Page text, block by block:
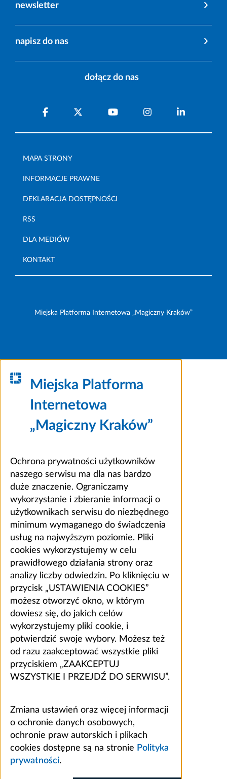
newsletter
napisz do nas
dołącz do nas
MAPA STRONY
INFORMACJE PRAWNE
DEKLARACJA DOSTĘPNOŚCI
RSS
DLA MEDIÓW
KONTAKT
Miejska Platforma Internetowa „Magiczny Kraków”
Miejska Platforma
Internetowa
„Magiczny Kraków”
Ochrona prywatności użytkowników
naszego serwisu ma dla nas bardzo
duże znaczenie. Ograniczamy
wykorzystanie i zbieranie informacji o
użytkownikach serwisu do niezbędnego
minimum wymaganego do świadczenia
usług na najwyższym poziomie. Pliki
cookies wykorzystujemy w celu
prawidłowego działania strony oraz
analizy liczby odwiedzin. Po kliknięciu w
przycisk „USTAWIENIA COOKIES”
możesz otworzyć okno, w którym
dowiesz się, do jakich celów
wykorzystujemy pliki cookie, i
potwierdzić swoje wybory. Możesz też
od razu zaakceptować wszystkie pliki
przyciskiem „ZAAKCEPTUJ
WSZYSTKIE I PRZEJDŹ DO SERWISU”.
Zmiana ustawień oraz więcej informacji
o ochronie danych osobowych,
ochronie praw autorskich i plikach
cookies dostępne są na stronie Polityka
prywatności.